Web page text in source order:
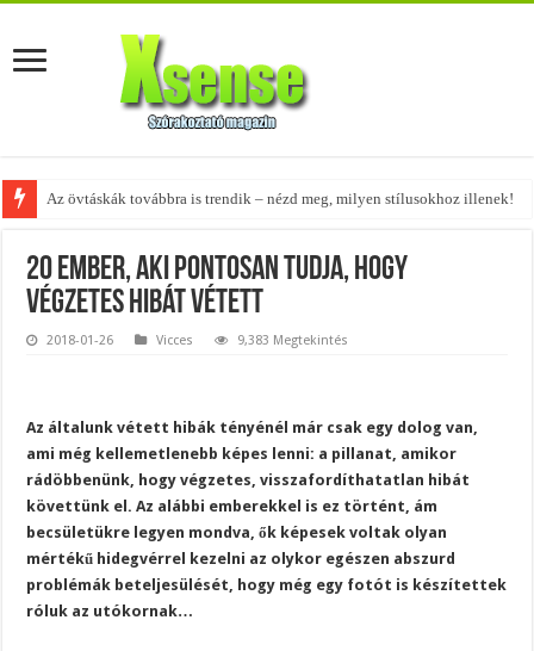
A tökéletes táskák férfiaknak – fedezd fel az 5 legjobb fazont!
20 ember, aki pontosan tudja, hogy
végzetes hibát vétett
2018-01-26 Vicces 9,383 Megtekintés
Az általunk vétett hibák tényénél már csak egy dolog van,
ami még kellemetlenebb képes lenni: a pillanat, amikor
rádöbbenünk, hogy végzetes, visszafordíthatatlan hibát
követtünk el. Az alábbi emberekkel is ez történt, ám
becsületükre legyen mondva, ők képesek voltak olyan
mértékű hidegvérrel kezelni az olykor egészen abszurd
problémák beteljesülését, hogy még egy fotót is készítettek
róluk az utókornak…